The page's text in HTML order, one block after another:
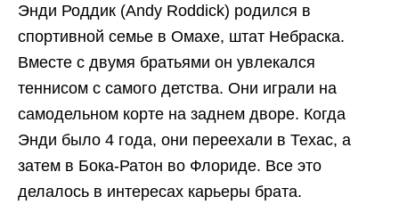
Энди Роддик (Andy Roddick) родился в
спортивной семье в Омахе, штат Небраска.
Вместе с двумя братьями он увлекался
теннисом с самого детства. Они играли на
самодельном корте на заднем дворе. Когда
Энди было 4 года, они переехали в Техас, а
затем в Бока-Ратон во Флориде. Все это
делалось в интересах карьеры брата.